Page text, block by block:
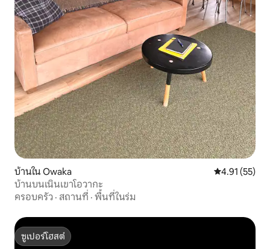
บ้านใน Owaka คะแนนเฉลี่ย
4.91 (55)
บ้านบนเนินเขาโอวากะ
ครอบครัว · สถานที่ · พื้นที่ในร่ม
ซูเปอร์โฮสต์
ซูเปอร์โฮสต์